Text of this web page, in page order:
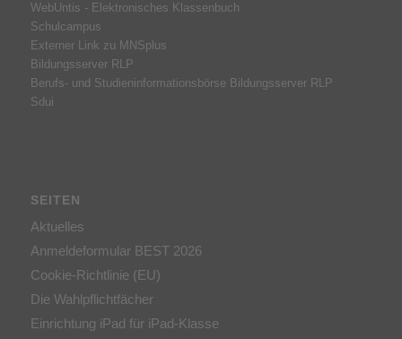
WebUntis - Elektronisches Klassenbuch
Schulcampus
Externer Link zu MNSplus
Bildungsserver RLP
Berufs- und Studieninformationsbörse Bildungsserver RLP
Sdui
SEITEN
Aktuelles
Anmeldeformular BEST 2026
Cookie-Richtlinie (EU)
Die Wahlpflichtfächer
Einrichtung iPad für iPad-Klasse